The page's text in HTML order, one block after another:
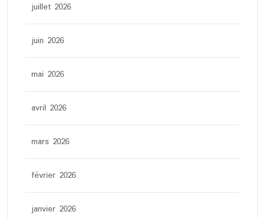
juillet 2026
juin 2026
mai 2026
avril 2026
mars 2026
février 2026
janvier 2026